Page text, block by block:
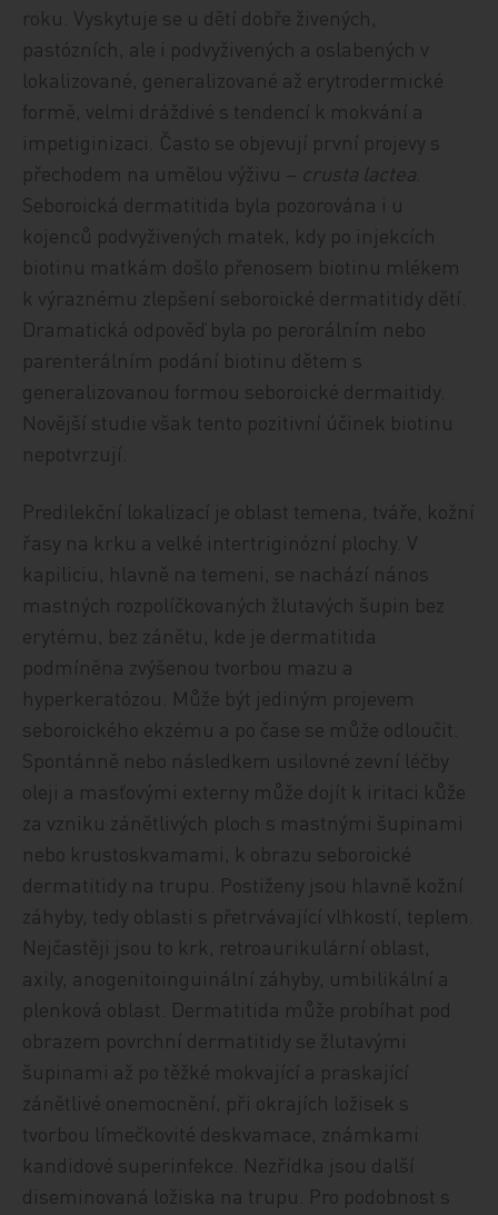
roku. Vyskytuje se u dětí dobře živených,
pastózních, ale i podvyživených a oslabených v
lokalizované, generalizované až erytrodermické
formě, velmi dráždivé s tendencí k mokvání a
impetiginizaci. Často se objevují první projevy s
přechodem na umělou výživu – crusta lactea
Seboroická dermatitida byla pozorována i u
kojenců podvyživených matek, kdy po injekcích
biotinu matkám došlo přenosem biotinu mlékem
k výraznému zlepšení seboroické dermatitidy dětí.
Dramatická odpověď byla po perorálním nebo
parenterálním podání biotinu dětem s
generalizovanou formou seboroické dermaitidy.
Novější studie však tento pozitivní účinek biotinu
nepotvrzují.
Predilekční lokalizací je oblast temena, tváře, kožní
řasy na krku a velké intertriginózní plochy. V
kapiliciu, hlavně na temeni, se nachází nános
mastných rozpolíčkovaných žlutavých šupin bez
erytému, bez zánětu, kde je dermatitida
podmíněna zvýšenou tvorbou mazu a
hyperkeratózou. Může být jediným projevem
seboroického ekzému a po čase se může odloučit.
Spontánně nebo následkem usilovné zevní léčby
oleji a masťovými externy může dojít k iritaci kůže
za vzniku zánětlivých ploch s mastnými šupinami
nebo krustoskvamami, k obrazu seboroické
dermatitidy na trupu. Postiženy jsou hlavně kožní
záhyby, tedy oblasti s přetrvávající vlhkostí, teplem.
Nejčastěji jsou to krk, retroaurikulární oblast,
axily, anogenitoinguinální záhyby, umbilikální a
plenková oblast. Dermatitida může probíhat pod
obrazem povrchní dermatitidy se žlutavými
šupinami až po těžké mokvající a praskající
zánětlivé onemocnění, při okrajích ložisek s
tvorbou límečkovité deskvamace, známkami
kandidové superinfekce. Nezřídka jsou další
diseminovaná ložiska na trupu. Pro podobnost s